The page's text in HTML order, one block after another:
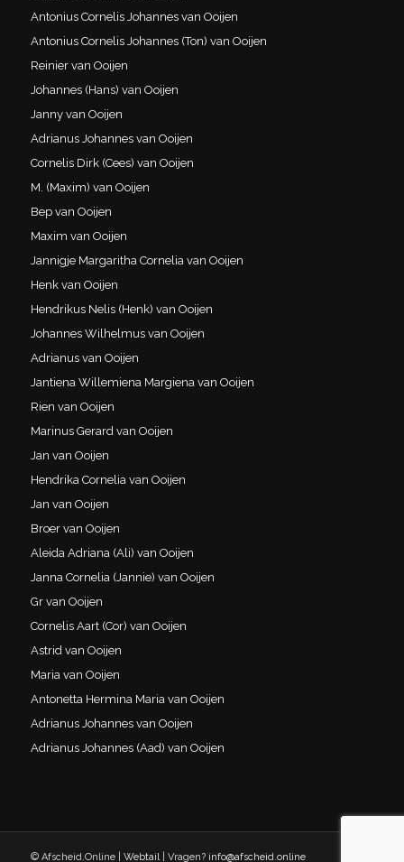
Antonius Cornelis Johannes van Ooijen
Antonius Cornelis Johannes (Ton) van Ooijen
Reinier van Ooijen
Johannes (Hans) van Ooijen
Janny van Ooijen
Adrianus Johannes van Ooijen
Cornelis Dirk (Cees) van Ooijen
M. (Maxim) van Ooijen
Bep van Ooijen
Maxim van Ooijen
Jannigje Margaritha Cornelia van Ooijen
Henk van Ooijen
Hendrikus Nelis (Henk) van Ooijen
Johannes Wilhelmus van Ooijen
Adrianus van Ooijen
Jantiena Willemiena Margiena van Ooijen
Rien van Ooijen
Marinus Gerard van Ooijen
Jan van Ooijen
Hendrika Cornelia van Ooijen
Jan van Ooijen
Broer van Ooijen
Aleida Adriana (Ali) van Ooijen
Janna Cornelia (Jannie) van Ooijen
Gr van Ooijen
Cornelis Aart (Cor) van Ooijen
Astrid van Ooijen
Maria van Ooijen
Antonetta Hermina Maria van Ooijen
Adrianus Johannes van Ooijen
Adrianus Johannes (Aad) van Ooijen
© Afscheid.Online | Webtail| Vragen? info@afscheid.online